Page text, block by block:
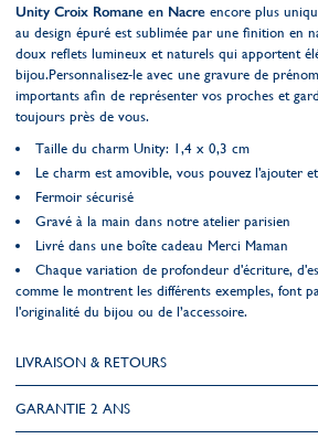
Unity Croix Romane en Nacre encore plus
au design épuré est sublimée par une finition en
doux reflets lumineux et naturels qui apportent
bijou.Personnalisez-le avec une gravure de
importants afin de représenter vos proches et
toujours près de vous.
Taille du charm Unity: 1,4 x 0,3 cm
Le charm est amovible, vous pouvez l'ajouter
Fermoir sécurisé
Gravé à la main dans notre atelier parisien
Livré dans une boîte cadeau Merci Maman
Chaque variation de profondeur d'écriture,
comme le montrent les différents exemples, font
l'originalité du bijou ou de l’accessoire.
LIVRAISON & RETOURS
GARANTIE 2 ANS